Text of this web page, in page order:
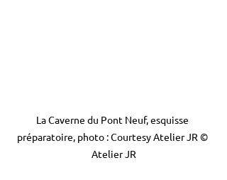
La Caverne du Pont Neuf, esquisse
préparatoire, photo : Courtesy Atelier JR ©
Atelier JR